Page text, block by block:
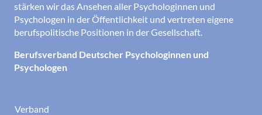
stärken wir das Ansehen aller Psychologinnen und
Psychologen in der Öffentlichkeit und vertreten eigene
berufspolitische Positionen in der Gesellschaft.
Berufsverband Deutscher Psychologinnen und
Psychologen
Verband